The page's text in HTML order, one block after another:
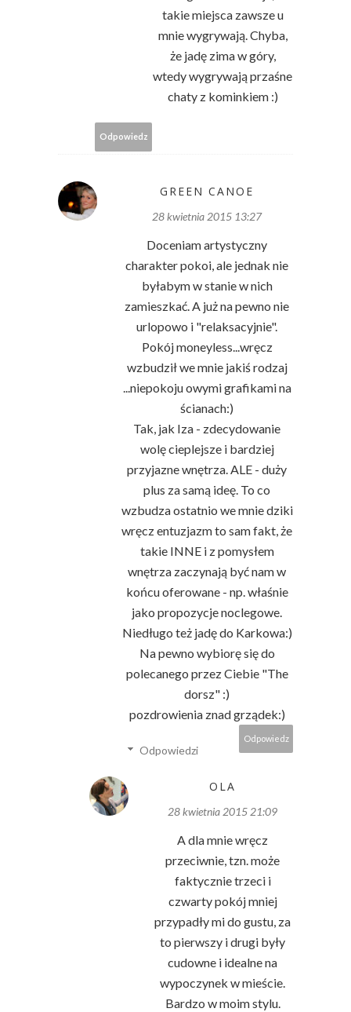
takie miejsca zawsze u
mnie wygrywają. Chyba,
że jadę zima w góry,
wtedy wygrywają przaśne
chaty z kominkiem :)
Odpowiedz
GREEN CANOE
28 kwietnia 2015 13:27
Doceniam artystyczny
charakter pokoi, ale jednak nie
byłabym w stanie w nich
zamieszkać. A już na pewno nie
urlopowo i "relaksacyjnie".
Pokój moneyless...wręcz
wzbudził we mnie jakiś rodzaj
...niepokoju owymi grafikami na
ścianach:)
Tak, jak Iza - zdecydowanie
wolę cieplejsze i bardziej
przyjazne wnętrza. ALE - duży
plus za samą ideę. To co
wzbudza ostatnio we mnie dziki
wręcz entuzjazm to sam fakt, że
takie INNE i z pomysłem
wnętrza zaczynają być nam w
końcu oferowane - np. właśnie
jako propozycje noclegowe.
Niedługo też jadę do Karkowa:)
Na pewno wybiorę się do
polecanego przez Ciebie "The
dorsz" :)
pozdrowienia znad grządek:)
Odpowiedz
Odpowiedzi
OLA
28 kwietnia 2015 21:09
A dla mnie wręcz
przeciwnie, tzn. może
faktycznie trzeci i
czwarty pokój mniej
przypadły mi do gustu, za
to pierwszy i drugi były
cudowne i idealne na
wypoczynek w mieście.
Bardzo w moim stylu.